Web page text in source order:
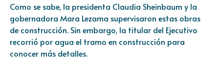
Como se sabe, la presidenta Claudia Sheinbaum y la
gobernadora Mara Lezama supervisaron estas obras
de construcción. Sin embargo, la titular del Ejecutivo
recorrió por agua el tramo en construcción para
conocer más detalles.